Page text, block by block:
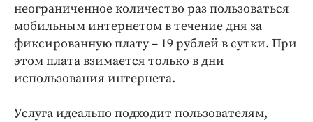
Праздники
Происшествия
Спорт
Экономика и бизнес
неограниченное количество раз пользоваться
мобильным интернетом в течение дня за
фиксированную плату – 19 рублей в сутки. При
этом плата взимается только в дни
использования интернета.
Услуга идеально подходит пользователям,